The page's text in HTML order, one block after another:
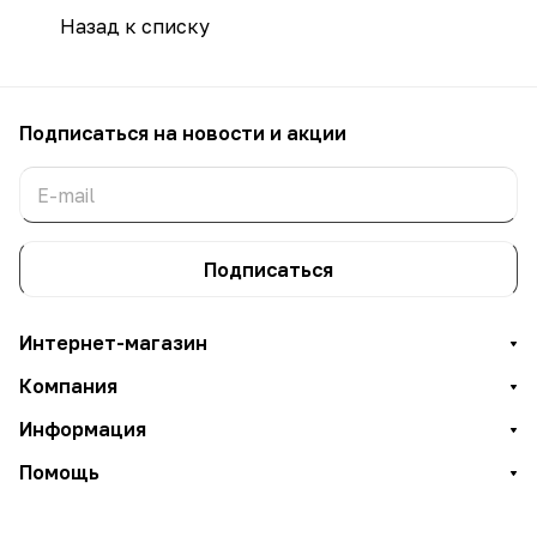
Назад к списку
Подписаться на новости и акции
Подписаться
Интернет-магазин
Компания
Информация
Помощь